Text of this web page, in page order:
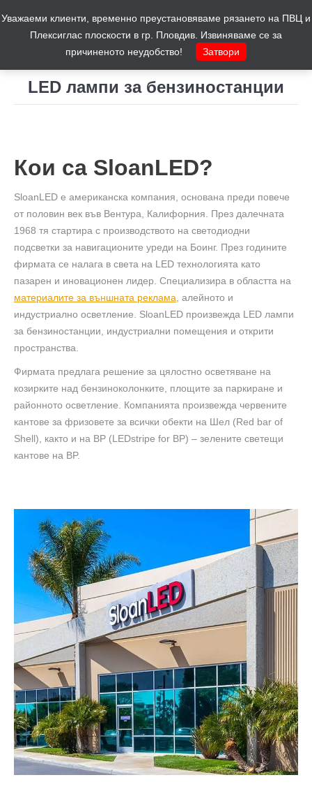
LED лампи за бензиностанции
You are here:
Кои са SloanLED?
SloanLED е американска компания, основана преди повече
от половин век във Вентура, Калифорния. През далечната
1968 тя стартира с производството на светодиодни
подсветки за навигационите уреди на Боинг. През годините
фирмата се налага в света на LED технологията като
пазарен и иновационен лидер. Специализира в областта на
материалите за външната реклама , алейното и
индустриално осветление. SloanLED произвежда LED лампи
за бензиностанции, индустриални помещения и открити
пространства.
Фирмата предлага решение за цялостно осветяване на
козирките над бензиноколонките, площите за паркиране и
районното осветление. Компанията произвежда червените
кантове за фризовете за всички обекти на Шел (Red bar of
Shell), както и на BP (LEDstripe for BP) – зелените светещи
кантове на BP.
Уважаеми клиенти, временно преустановяваме рязането на ПВЦ и
Плексиглас плоскости в гр. Пловдив. Извиняваме се за
причиненото неудобство!
Затвори